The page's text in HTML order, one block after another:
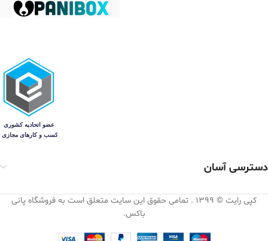
دسترسی آسان
کپی رایت © 1399 . تمامی حقوق این سایت متعلق است به فروشگاه پانی
باکس.